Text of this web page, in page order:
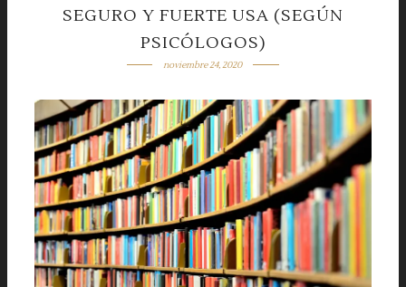
SEGURO Y FUERTE USA (SEGÚN
PSICÓLOGOS)
noviembre 24, 2020